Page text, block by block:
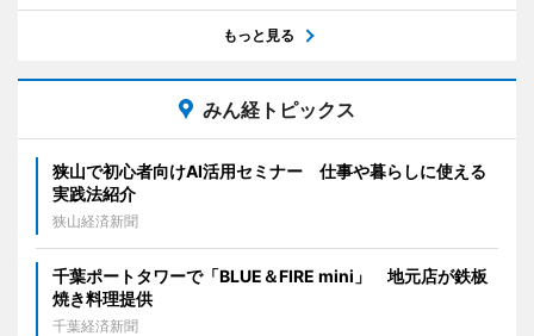
もっと見る
みん経トピックス
狭山で初心者向けAI活用セミナー 仕事や暮らしに使える
実践法紹介
狭山経済新聞
千葉ポートタワーで「BLUE＆FIRE mini」 地元店が鉄板
焼き料理提供
千葉経済新聞